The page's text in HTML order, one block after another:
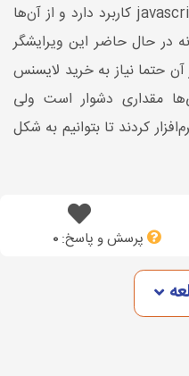
مختلفی از جمله php و javascript کاربرد دارد و از آن‌ها
در حال حاضر این ویرایشگر
حتما نیاز به خرید لایسنس
مقداری دشوار است ولی
کردند تا بتوانیم به شکل
پرسش و پاسخ:0